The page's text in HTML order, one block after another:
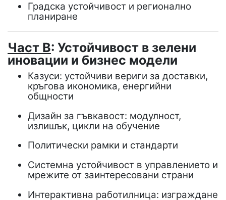
Градска устойчивост и регионално
планиране
Част В: Устойчивост в зелени
иновации и бизнес модели
Казуси: устойчиви вериги за доставки,
кръгова икономика, енергийни
общности
Дизайн за гъвкавост: модулност,
излишък, цикли на обучение
Политически рамки и стандарти
Системна устойчивост в управлението и
мрежите от заинтересовани страни
Интерактивна работилница: изграждане